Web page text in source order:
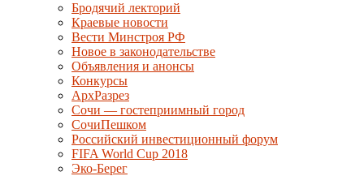
Бродячий лекторий
Краевые новости
Вести Минстроя РФ
Новое в законодательстве
Объявления и анонсы
Конкурсы
АрхРазрез
Сочи — гостеприимный город
СочиПешком
Российский инвестиционный форум
FIFA World Cup 2018
Эко-Берег